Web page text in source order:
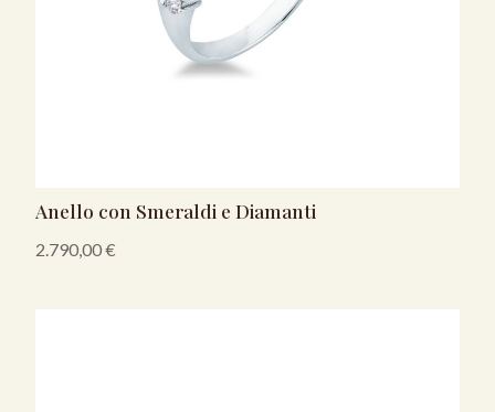
Anello con Smeraldi e Diamanti
2.790,00€